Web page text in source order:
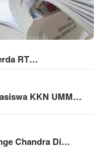
RT…
KKN UMM…
Chandra Di…